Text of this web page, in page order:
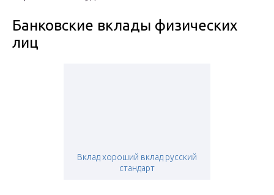
Банковские вклады физических
лиц
Вклад хороший вклад русский
стандарт